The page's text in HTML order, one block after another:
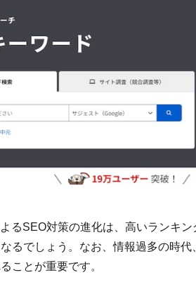
るSEO対策の進化は、高いランキ
るでしょう。なお、情報過多の時
ことが重要です。